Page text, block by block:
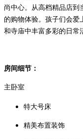
尚中心。从高档精品店到
的购物体验。孩子们会爱
和寺庙中丰富多彩的日常
房间细节：
主卧室
特大号床
精美布置装饰